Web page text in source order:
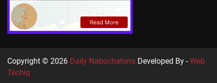
Copyright © 2026 Daily Nabochatona Developed By -Web
Techiq